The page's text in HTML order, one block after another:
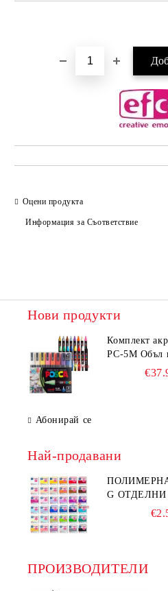
Оцени продукта
Информация за Съответствие
Нови продукти
Комплeкт
PC-5M Объл
Абонирай се
Най-продавани
ПОЛИМЕРНА
G
ПРОИЗВОДИТЕЛИ